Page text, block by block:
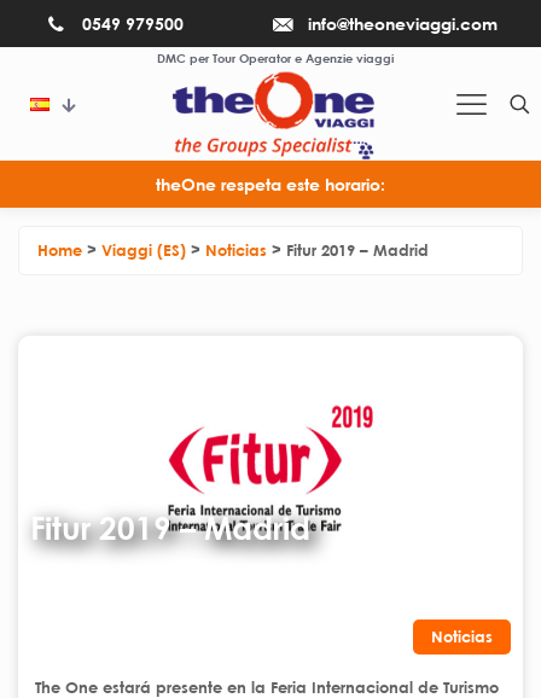
0549 979500 info@theoneviaggi.com
DMC per Tour Operator e Agenzie viaggi
theOne respeta este horario:
Home > Viaggi (ES) > Noticias > Fitur 2019 – Madrid
Fitur 2019 – Madrid
Noticias
The One estará presente en la Feria Internacional de Turismo